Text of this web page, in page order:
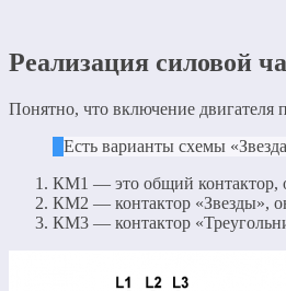
Реализация силовой
Понятно, что включение двигателя
Есть варианты схемы
КМ1 — это общий контактор,
КМ2 — контактор «Звезды»,
КМ3 — контактор